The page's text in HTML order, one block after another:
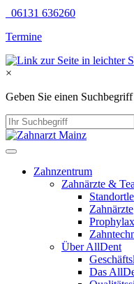
06131 636260
Termine
×
Geben Sie einen
Zahnzentrum
Zahnärzte &
Zahnärzte
Über AllDent
Das